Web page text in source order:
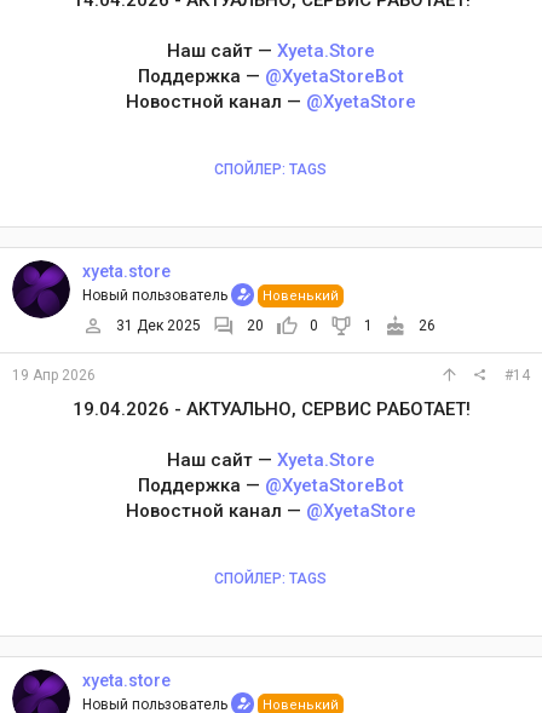
Наш сайт — Xyeta.Store
Поддержка — @XyetaStoreBot
Новостной канал — @XyetaStore
СПОЙЛЕР: TAGS
xyeta.store
Новый пользователь Новенький
31 Дек 2025 20 0 1 26
19 Апр 2026 #14
19.04.2026 - АКТУАЛЬНО, СЕРВИС РАБОТАЕТ!
Наш сайт — Xyeta.Store
Поддержка — @XyetaStoreBot
Новостной канал — @XyetaStore
СПОЙЛЕР: TAGS
xyeta.store
Новый пользователь Новенький